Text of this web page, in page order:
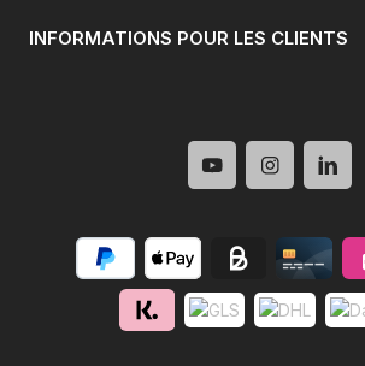
INFORMATIONS POUR LES CLIENTS